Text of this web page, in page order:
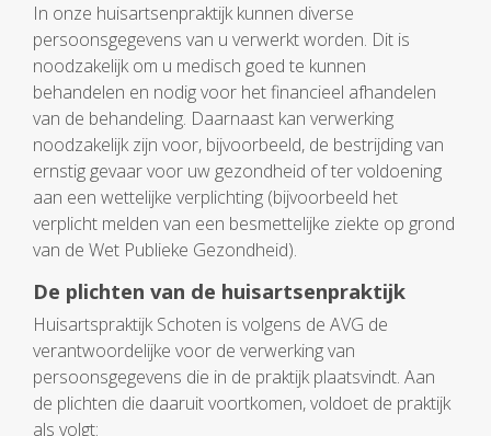
In onze huisartsenpraktijk kunnen diverse
persoonsgegevens van u verwerkt worden. Dit is
noodzakelijk om u medisch goed te kunnen
behandelen en nodig voor het financieel afhandelen
van de behandeling. Daarnaast kan verwerking
noodzakelijk zijn voor, bijvoorbeeld, de bestrijding van
ernstig gevaar voor uw gezondheid of ter voldoening
aan een wettelijke verplichting (bijvoorbeeld het
verplicht melden van een besmettelijke ziekte op grond
van de Wet Publieke Gezondheid).
De plichten van de huisartsenpraktijk
Huisartspraktijk Schoten is volgens de AVG de
verantwoordelijke voor de verwerking van
persoonsgegevens die in de praktijk plaatsvindt. Aan
de plichten die daaruit voortkomen, voldoet de praktijk
als volgt: